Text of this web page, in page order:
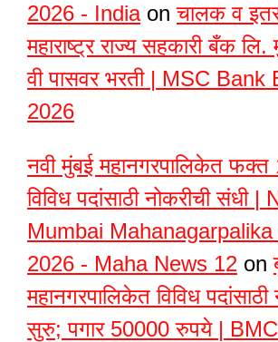
2026 - Indiaonचालक व इतर
महाराष्ट्र राज्य सहकारी बँक
वी पासवर भरती | MSC Bank
2026
नवी मुंबई महानगरपालिकेत फक्त
विविध पदांसाठी नोकरीची संधी |
Mumbai
2026 - Maha News 12 on
महानगरपालिकेत विविध
सुरु; पगार 50000 रुपये |